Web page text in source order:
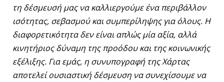
τη δέσμευσή μας να καλλιεργούμε ένα περιβάλλον
ισότητας, σεβασμού και συμπερίληψης για όλους. Η
διαφορετικότητα δεν είναι απλώς μία αξία, αλλά
κινητήριος δύναμη της προόδου και της κοινωνικής
εξέλιξης. Για εμάς, η συνυπογραφή της Χάρτας
αποτελεί ουσιαστική δέσμευση να συνεχίσουμε να